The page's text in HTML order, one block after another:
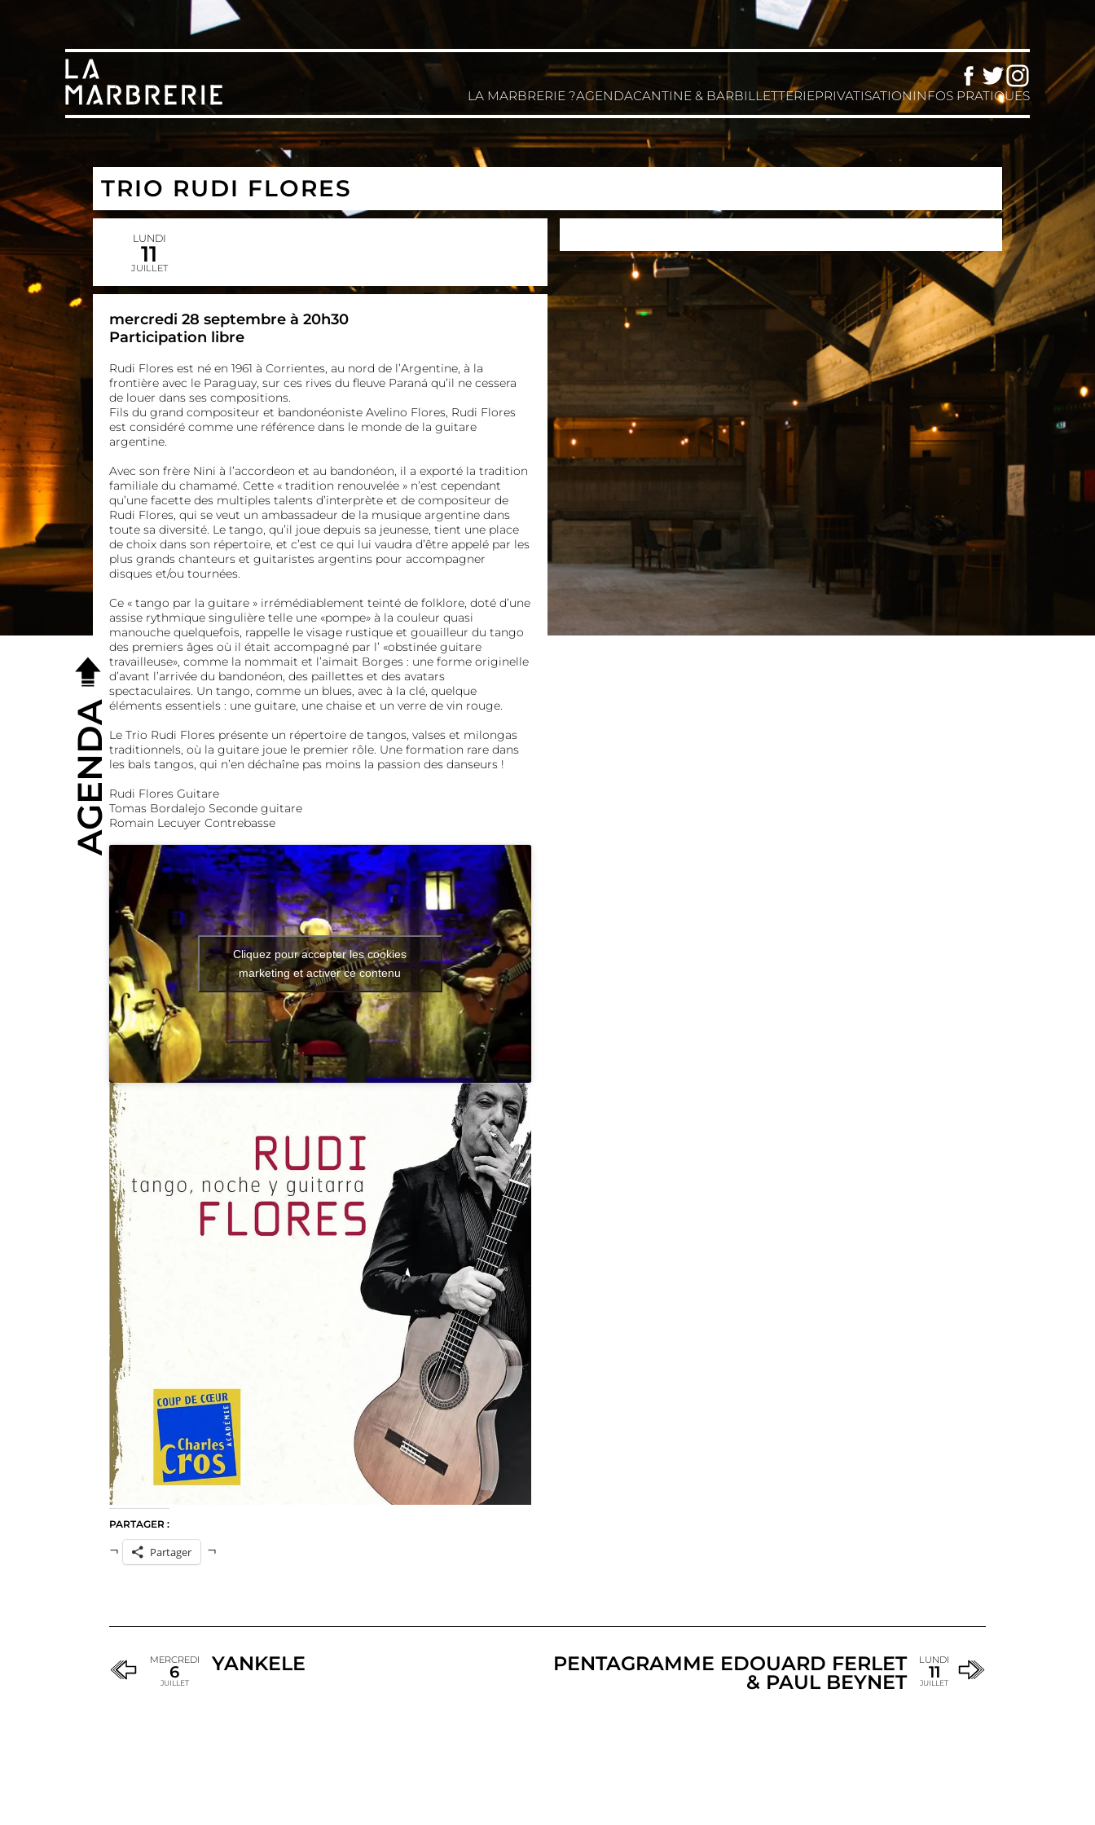
Facebook
TwitterInstagram
LA MARBRERIE ?AGENDACANTINE & BARBILLETTERIEPRIVATISATIONINFOS PRATIQUES
TRIO RUDI FLORES
LUNDI
11
JUILLET
mercredi 28 septembre à 20h30
Participation libre
Rudi Flores est né en 1961 à Corrientes, au nord de l’Argentine, à la
frontière avec le Paraguay, sur ces rives du fleuve Paraná qu’il ne cessera
de louer dans ses compositions.
Fils du grand compositeur et bandonéoniste Avelino Flores, Rudi Flores
est considéré comme une référence dans le monde de la guitare
argentine.
Avec son frère Nini à l’accordeon et au bandonéon, il a exporté la tradition
familiale du chamamé. Cette « tradition renouvelée » n’est cependant
qu’une facette des multiples talents d’interprète et de compositeur de
Rudi Flores, qui se veut un ambassadeur de la musique argentine dans
toute sa diversité. Le tango, qu’il joue depuis sa jeunesse, tient une place
de choix dans son répertoire, et c’est ce qui lui vaudra d’être appelé par les
plus grands chanteurs et guitaristes argentins pour accompagner
disques et/ou tournées.
Ce « tango par la guitare » irrémédiablement teinté de folklore, doté d’une
assise rythmique singulière telle une «pompe» à la couleur quasi
manouche quelquefois, rappelle le visage rustique et gouailleur du tango
des premiers âges où il était accompagné par l’ «obstinée guitare
travailleuse», comme la nommait et l’aimait Borges : une forme originelle
d’avant l’arrivée du bandonéon, des paillettes et des avatars
spectaculaires. Un tango, comme un blues, avec à la clé, quelque
éléments essentiels : une guitare, une chaise et un verre de vin rouge.
Le Trio Rudi Flores présente un répertoire de tangos, valses et milongas
traditionnels, où la guitare joue le premier rôle. Une formation rare dans
les bals tangos, qui n’en déchaîne pas moins la passion des danseurs !
Rudi Flores Guitare
Tomas Bordalejo Seconde guitare
Romain Lecuyer Contrebasse
Cliquez pour accepter les cookies
marketing et activer ce contenu
PARTAGER :
Partager
MERCREDI
6
JUILLET
YANKELE PENTAGRAMME EDOUARD FERLET
& PAUL BEYNET
LUNDI
11
JUILLET
AGENDA